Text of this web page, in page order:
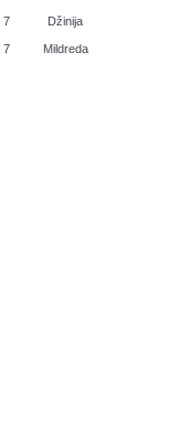
7 Džinija
7 Mildreda